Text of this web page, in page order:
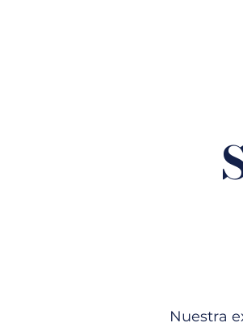
Nuestra